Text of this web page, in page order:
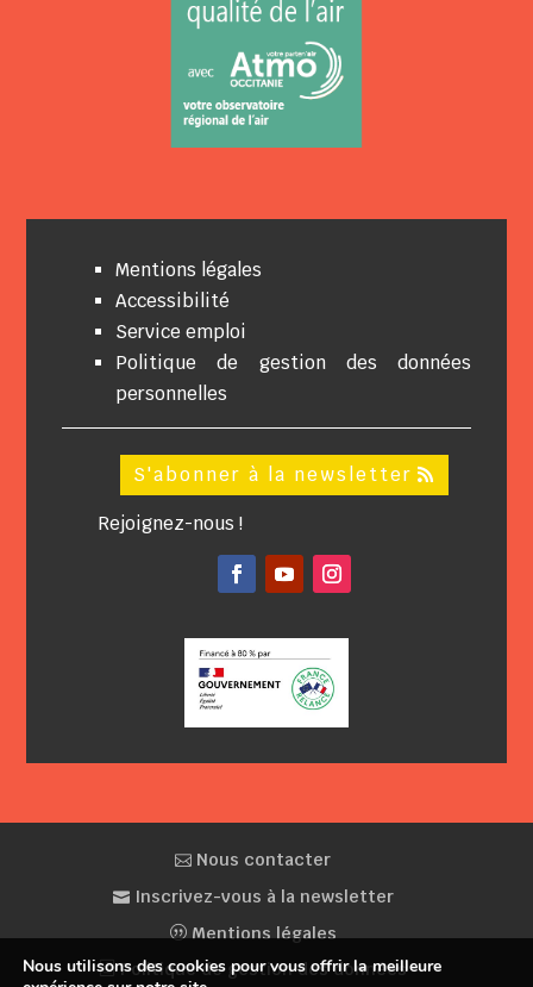
Mentions légales
Accessibilité
Service emploi
Politique de gestion des données
personnelles
S'abonner à la newsletter
Rejoignez-nous !
Nous contacter
Inscrivez-vous à la newsletter
Mentions légales
Politique de gestion des données
Nous utilisons des cookies pour vous offrir la meilleure